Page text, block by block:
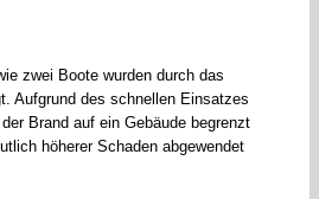
zwei Boote wurden durch das
Aufgrund des schnellen Einsatzes
Brand auf ein Gebäude begrenzt
höherer Schaden abgewendet